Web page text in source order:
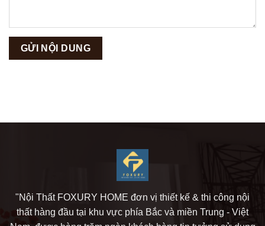
"Nội Thất FOXURY HOME đơn vị thiết kế & thi công nội
thất hàng đầu tại khu vực phía Bắc và miền Trung - Việt